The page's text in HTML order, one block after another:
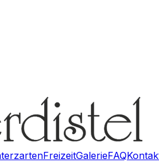
FreizeitGalerieFAQ